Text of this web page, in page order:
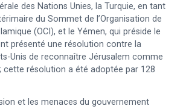
des Nations Unies, la Turquie, en tant
du Sommet de l’Organisation de
(OCI), et le Yémen, qui préside le
présenté une résolution contre la
Unis de reconnaître Jérusalem comme
cette résolution a été adoptée par 128
et les menaces du gouvernement